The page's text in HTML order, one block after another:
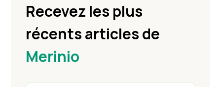
Recevez les plus
récents articles de
Merinio